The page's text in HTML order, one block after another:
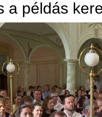
a példás